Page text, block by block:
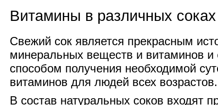
Витамины в различных
Свежий сок является прекрасным
минеральных веществ и витаминов
способом получения необходимой
витаминов для людей всех возрастов.
В состав натуральных соков входят